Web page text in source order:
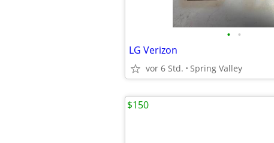
• •
LG Verizon
vor 6 Std. Spring Valley
$150